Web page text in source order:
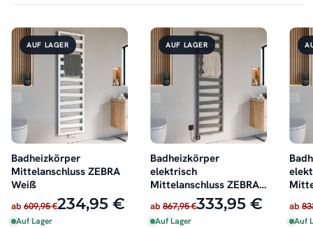
AUF LAGER
Badheizkörper
Mittelanschluss ZEBRA
Weiß
ab 609,95 €234,95 €
Auf Lager
AUF LAGER
Badheizkörper
elektrisch
Mittelanschluss ZEBRA
Anthrazit inkl. Heizstab
ab 867,95 €333,95 €
Auf Lager
ab
Auf